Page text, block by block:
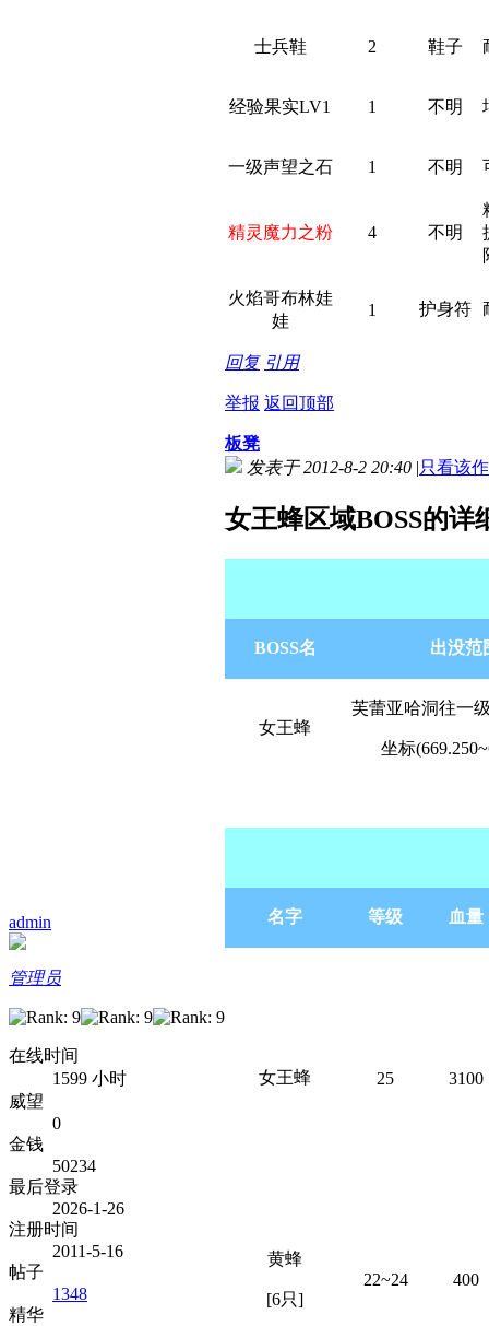
士兵鞋 2 鞋子
经验果实LV1 1 不明
一级声望之石 1 不明
精灵魔力之粉 4 不明
火焰哥布林娃
娃
1 护身符
回复 引用
举报 返回顶部
admin
管理员
在线时间
1599 小时
威望
0
金钱
50234
最后登录
2026-1-26
注册时间
2011-5-16
帖子
1348
精华
板凳
发表于 2012-8-2 20:40 |只看该
女王蜂区域BOSS的详
BOSS名 出没范
女王蜂
芙蕾亚哈洞往一
坐标
名字 等级 血量
女王蜂 25 3100
黄蜂
[6只]
22~24 400